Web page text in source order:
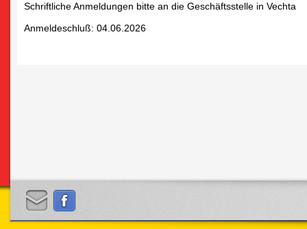
Schriftliche Anmeldungen bitte an die Geschäftsstelle in Vechta
Anmeldeschluß: 04.06.2026